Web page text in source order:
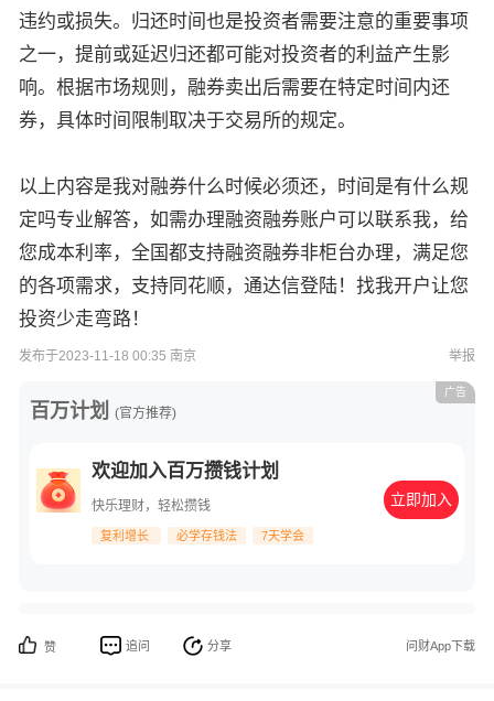
违约或损失。归还时间也是投资者需要注意的重要事项
之一，提前或延迟归还都可能对投资者的利益产生影
响。根据市场规则，融券卖出后需要在特定时间内还
券，具体时间限制取决于交易所的规定。
以上内容是我对融券什么时候必须还，时间是有什么规
定吗专业解答，如需办理融资融券账户可以联系我，给
您成本利率，全国都支持融资融券非柜台办理，满足您
的各项需求，支持同花顺，通达信登陆！找我开户让您
投资少走弯路！
发布于2023-11-18 00:35 南京 举报
百万计划 (官方推荐)
欢迎加入百万攒钱计划
快乐理财，轻松攒钱
复利增长 必学存钱法 7天学会
立即加入
广告
赞 追问 分享 问财App下载